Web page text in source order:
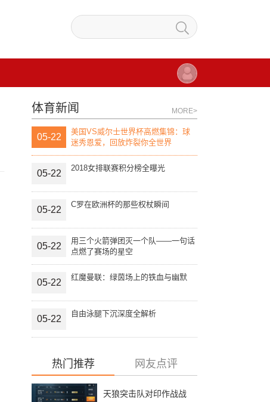
体育新闻 MORE>
05-22
美国VS威尔士世界杯高燃集锦：球
迷秀恩爱，回放炸裂你全世界
05-22
2018女排联赛积分榜全曝光
05-22
C罗在欧洲杯的那些权杖瞬间
05-22
用三个火箭弹团灭一个队——一句话
点燃了赛场的星空
05-22
红魔曼联：绿茵场上的铁血与幽默
05-22
自由泳腿下沉深度全解析
热门推荐 网友点评
天狼突击队对印作战战